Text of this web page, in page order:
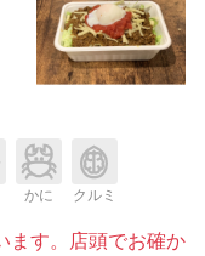
かに クルミ
ます。店頭でお確か